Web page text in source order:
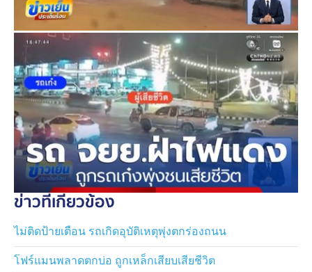
ข่าวที่เกี่ยวข้อง
ไม่ติดป้ายเตือน รถเกิดอุบัติเหตุพุ่งตกร่องถนน
โฟร์แมนพลาดตกบ่อ ถูกเหล็กเสียบเสียชีวิต